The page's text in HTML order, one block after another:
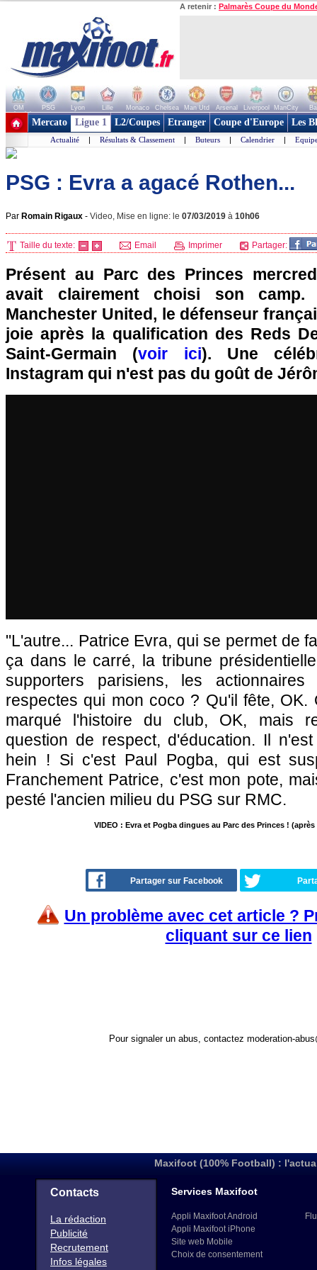
A retenir : Palmarès Coupe du
OM PSG Lyon Lille Monaco Chelsea Man Utd Arsenal Liverpool ManCity
+ de clubs
Mercato Ligue 1 L2/Coupes Etranger Coupe d'Europe Les
Actualité | Résultats & Classement | Buteurs | Calendrier |
PSG : Evra a agacé Rothen...
Par Romain Rigaux - Video, Mise en ligne: le 07/03/2019 à 10h06
Taille du texte: Email Imprimer Partager:
Présent au Parc des Princes
avait clairement choisi son
Manchester United, le défenseur
joie après la qualification des Reds
Saint-Germain (voir ici). Une
Instagram qui n'est pas du goût de
"L'autre... Patrice Evra, qui se permet de
ça dans le carré, la tribune
supporters parisiens, les
respectes qui mon coco ? Qu'il fête, OK.
marqué l'histoire du club, OK, mais
question de respect, d'éducation. Il
hein ! Si c'est Paul Pogba, qui est
Franchement Patrice, c'est mon pote,
pesté l'ancien milieu du PSG sur RMC.
VIDEO : Evra et Pogba dingues au Parc des Princes !
Partager sur Facebook
Un problème avec cet article ?
cliquant sur ce lien
Pour signaler un abus, contactez moderation-
Maxifoot (100% Football) :
Contacts
La rédaction
Publicité
Recrutement
Infos légales
Services Maxifoot
Appli Maxifoot Android
Appli Maxifoot iPhone
Site web Mobile
Choix de consentement